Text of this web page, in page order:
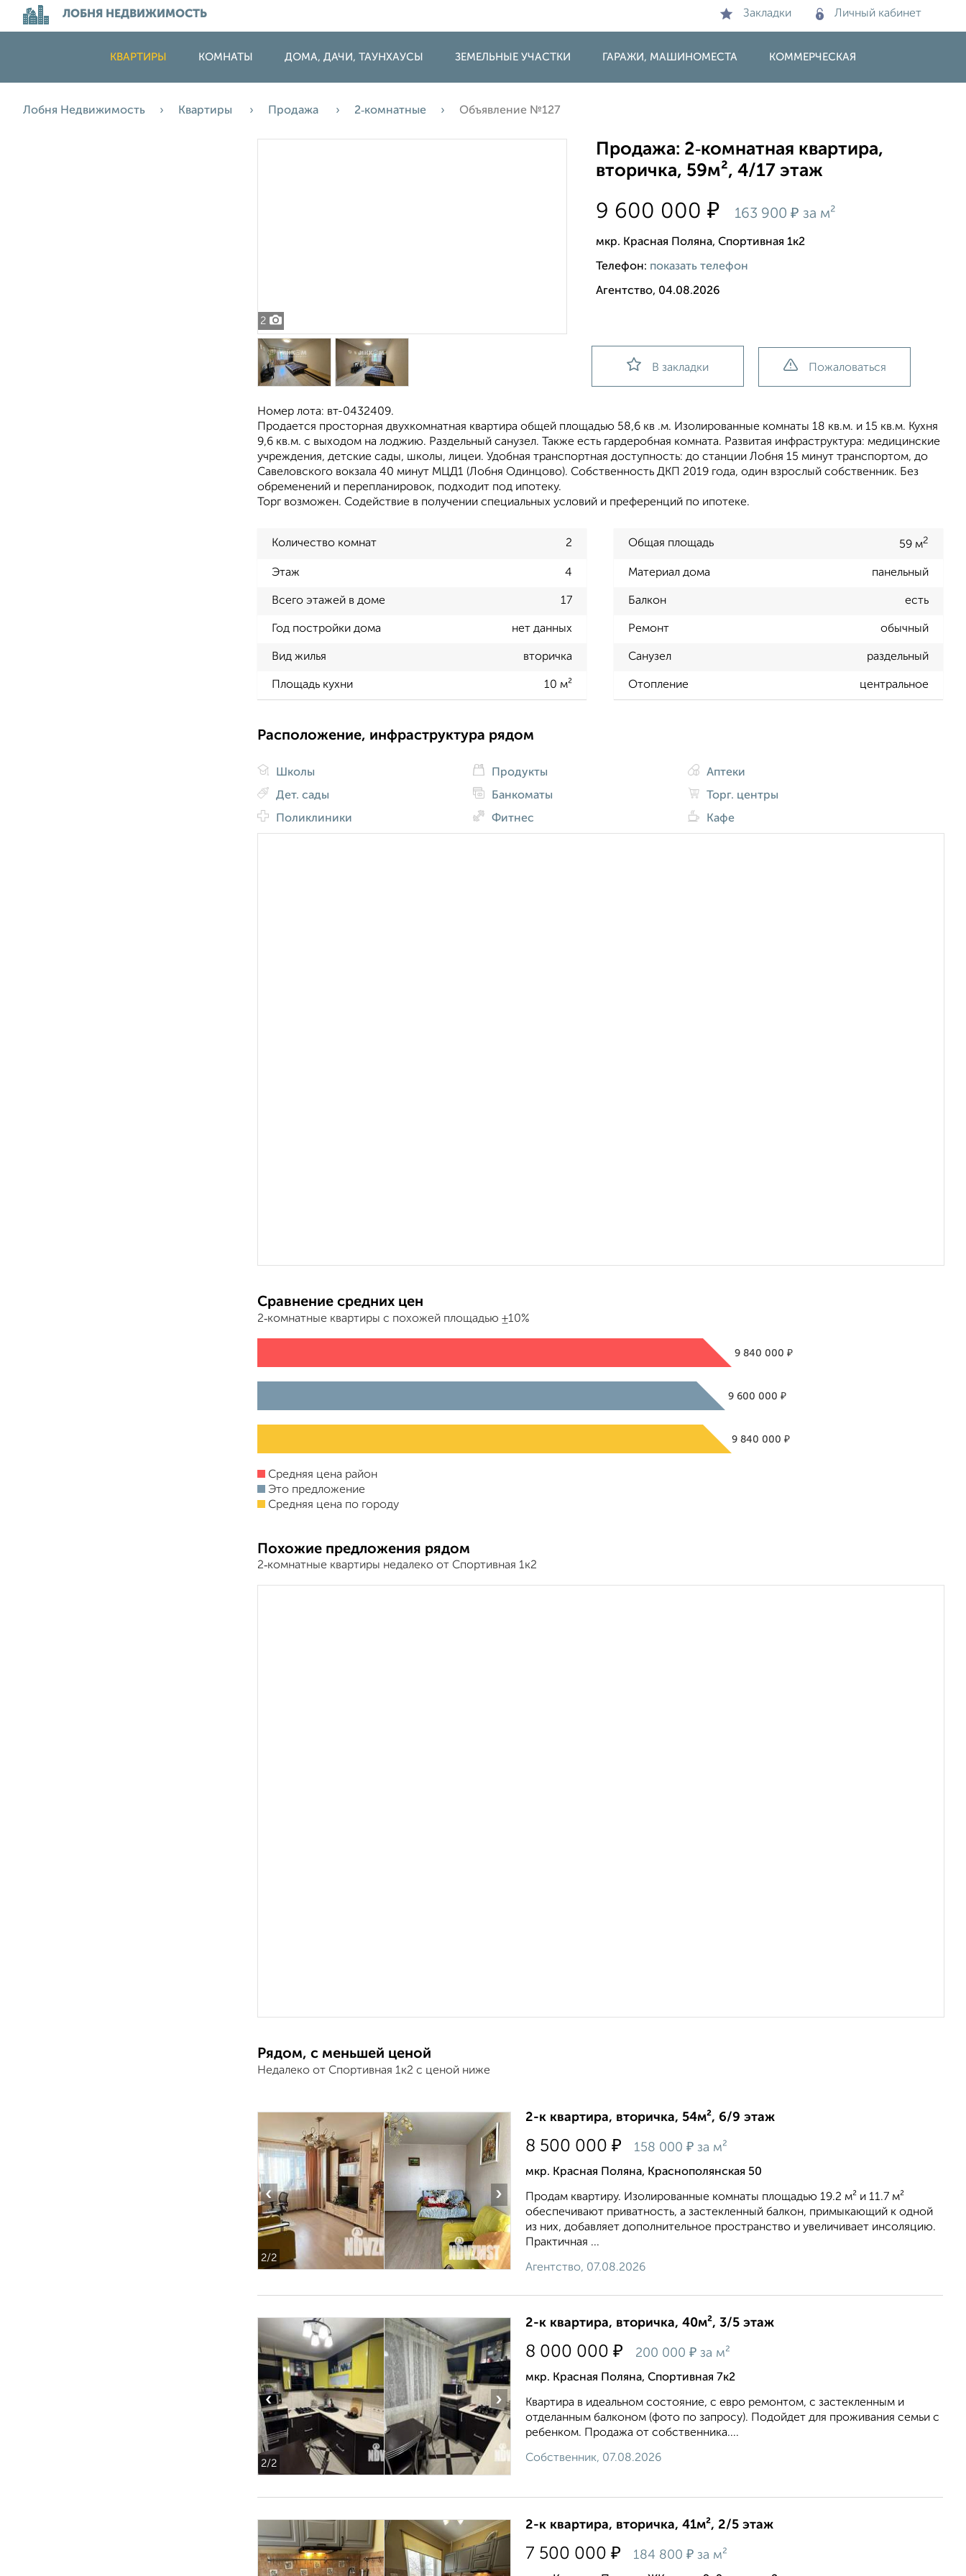
ЛОБНЯ НЕДВИЖИМОСТЬ Закладки Личный кабинет
КВАРТИРЫ КОМНАТЫ ДОМА, ДАЧИ, ТАУНХАУСЫ ЗЕМЕЛЬНЫЕ УЧАСТКИ ГАРАЖИ, МАШИНОМЕСТА КОММЕРЧЕСКАЯ
Лобня Недвижимость Квартиры Продажа 2‑комнатные Объявление №127
2
Продажа: 2‑комнатная квартира,
вторичка, 59м², 4/17 этаж
9 600 000₽ 163 900₽ за м²
мкр. Красная Поляна, Спортивная 1к2
Телефон: показать телефон
Агентство, 04.08.2026
В закладки Пожаловаться
Номер лота: вт-0432409.
Продается просторная двухкомнатная квартира общей площадью 58,6 кв .м. Изолированные комнаты 18 кв.м. и 15 кв.м. Кухня
9,6 кв.м. с выходом на лоджию. Раздельный санузел. Также есть гардеробная комната. Развитая инфраструктура: медицинские
учреждения, детские сады, школы, лицеи. Удобная транспортная доступность: до станции Лобня 15 минут транспортом, до
Савеловского вокзала 40 минут МЦД1 (Лобня Одинцово). Собственность ДКП 2019 года, один взрослый собственник. Без
обременений и перепланировок, подходит под ипотеку.
Торг возможен. Содействие в получении специальных условий и преференций по ипотеке.
Количество комнат 2 Общая площадь 59 м2
Этаж 4 Материал дома панельный
Всего этажей в доме 17 Балкон есть
Год постройки дома нет данных Ремонт обычный
Вид жилья вторичка Санузел раздельный
Площадь кухни 10 м² Отопление центральное
Расположение, инфраструктура рядом
Школы
Дет. сады
Поликлиники
Продукты
Банкоматы
Фитнес
Аптеки
Торг. центры
Кафе
Сравнение средних цен
2‑комнатные квартиры с похожей площадью ±10%
9 840 000₽
9 600 000 ₽
9 840 000₽
Средняя цена район
Это предложение
Средняя цена по городу
Похожие предложения рядом
2‑комнатные квартиры недалеко от Спортивная 1к2
Рядом, с меньшей ценой
Недалеко от Спортивная 1к2 с ценой ниже
2/2
‹ ›
2-к квартира, вторичка, 54м², 6/9 этаж
8 500 000 ₽ 158 000 ₽ за м²
мкр. Красная Поляна, Краснополянская 50
Продам квартиру. Изолированные комнаты площадью 19.2 м² и 11.7 м²
обеспечивают приватность, а застекленный балкон, примыкающий к одной
из них, добавляет дополнительное пространство и увеличивает инсоляцию.
Практичная ...
Агентство, 07.08.2026
2/2
‹ ›
2-к квартира, вторичка, 40м², 3/5 этаж
8 000 000 ₽ 200 000 ₽ за м²
мкр. Красная Поляна, Спортивная 7к2
Квартира в идеальном состояние, с евро ремонтом, с застекленным и
отделанным балконом (фото по запросу). Подойдет для проживания семьи с
ребенком. Продажа от собственника....
Собственник, 07.08.2026
2-к квартира, вторичка, 41м², 2/5 этаж
7 500 000 ₽ 184 800 ₽ за м²